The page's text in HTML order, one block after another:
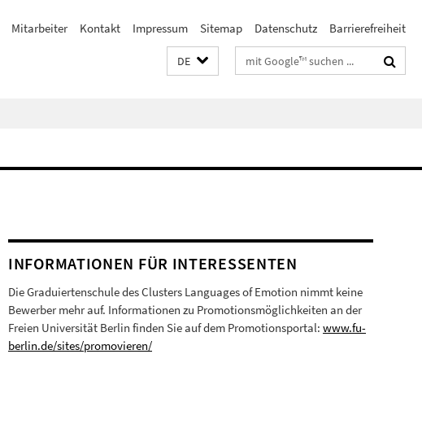
Mitarbeiter Kontakt Impressum Sitemap Datenschutz Barrierefreiheit
DE Suchbegriffe
INFORMATIONEN FÜR INTERESSENTEN
Die Graduiertenschule des Clusters Languages of Emotion nimmt keine
Bewerber mehr auf. Informationen zu Promotionsmöglichkeiten an der
Freien Universität Berlin finden Sie auf dem Promotionsportal:www.fu-
berlin.de/sites/promovieren/